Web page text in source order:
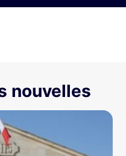
nouvelles